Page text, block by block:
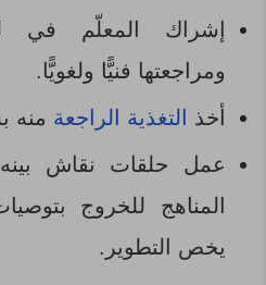
إشراك المعلّم في
ومراجعتها فنيًّا ولغويًّا.
أخذ
التغذية الراجعة منه
عمل حلقات نقاش
المناهج للخروج
يخص التطوير.